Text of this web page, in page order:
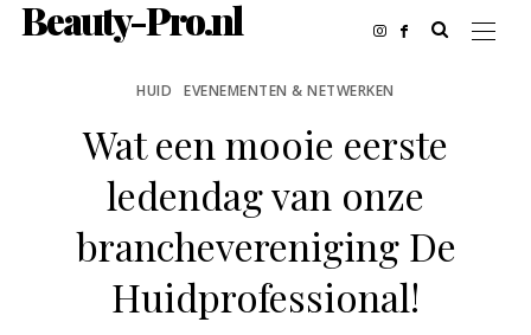
Beauty-Pro.nl
HUID EVENEMENTEN & NETWERKEN
Wat een mooie eerste
ledendag van onze
branchevereniging De
Huidprofessional!